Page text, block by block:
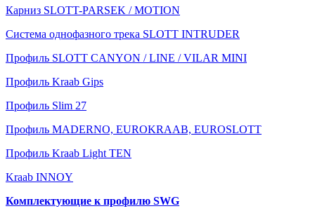
Карниз SLOTT-PARSEK / MOTION
Система однофазного трека SLOTT INTRUDER
Профиль SLOTT CANYON / LINE / VILAR MINI
Профиль Kraab Gips
Профиль Slim 27
Профиль MADERNO, EUROKRAAB, EUROSLOTT
Профиль Kraab Light TEN
Kraab INNOY
Комплектующие к профилю SWG